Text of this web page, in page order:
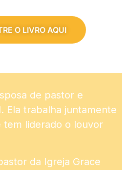
O LIVRO AQUI
de pastor e
Ela trabalha juntamente
tem liderado o louvor
da Igreja Grace